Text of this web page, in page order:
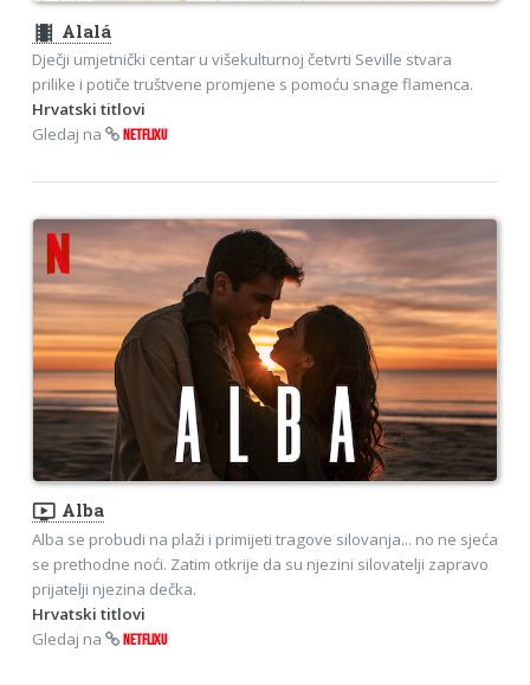
theaters Alalá
Dječji umjetnički centar u višekulturnoj četvrti Seville stvara
prilike i potiče truštvene promjene s pomoću snage flamenca.
Hrvatski titlovi
Gledaj na
NETFLIXU
ondemand_video Alba
Alba se probudi na plaži i primijeti tragove silovanja... no ne sjeća
se prethodne noći. Zatim otkrije da su njezini silovatelji zapravo
prijatelji njezina dečka.
Hrvatski titlovi
Gledaj na
NETFLIXU